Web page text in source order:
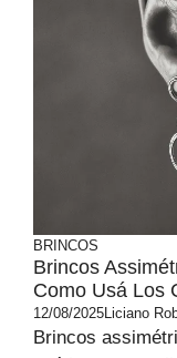
BRINCOS
Brincos
Como Usá Los
12/08/2025Liciano
Brincos